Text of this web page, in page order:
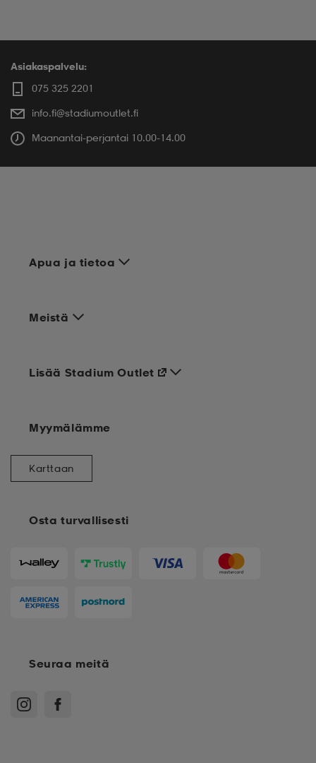
Asiakaspalvelu:
075 325 2201
info.fi@stadiumoutlet.fi
Maanantai-perjantai 10.00-14.00
Apua ja tietoa
Meistä
Osta turvallisesti
Lisää Stadium Outlet
Myymälämme
Karttaan
Seuraa meitä